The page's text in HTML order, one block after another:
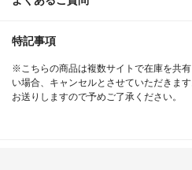
特記事項
※こちらの商品は複数サイトで在庫を共
い場合、キャンセルとさせていただきま
お送りしますので予めご了承ください。